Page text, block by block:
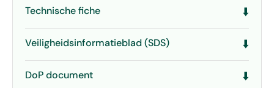
Technische fiche ⬇️
Veiligheidsinformatieblad (SDS) ⬇️
DoP document ⬇️